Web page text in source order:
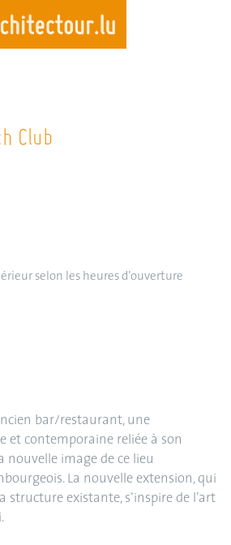
main
Club
selon les heures d’ouverture
bar/restaurant, une
et contemporaine reliée à son
nouvelle image de ce lieu
La nouvelle extension, qui
structure existante, s’inspire de l’art